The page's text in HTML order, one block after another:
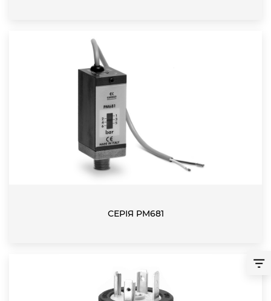
СЕРІЯ PM681